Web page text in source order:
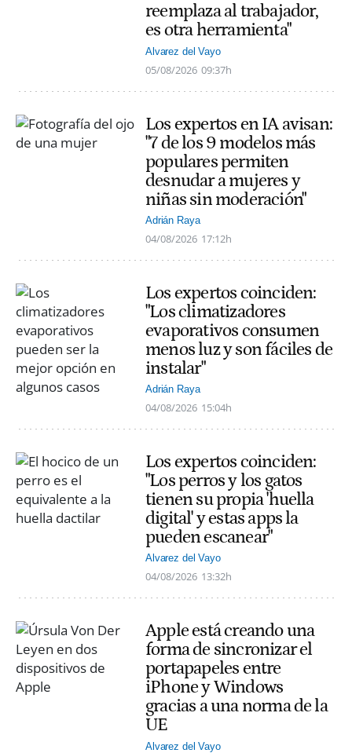
reemplaza al trabajador,
es otra herramienta"
Alvarez del Vayo
05/08/2026 09:37h
Los expertos en IA avisan:
"7 de los 9 modelos más
populares permiten
desnudar a mujeres y
niñas sin moderación"
Adrián Raya
04/08/2026 17:12h
Los expertos coinciden:
"Los climatizadores
evaporativos consumen
menos luz y son fáciles de
instalar"
Adrián Raya
04/08/2026 15:04h
Los expertos coinciden:
"Los perros y los gatos
tienen su propia 'huella
digital' y estas apps la
pueden escanear"
Alvarez del Vayo
04/08/2026 13:32h
Apple está creando una
forma de sincronizar el
portapapeles entre
iPhone y Windows
gracias a una norma de la
UE
Alvarez del Vayo